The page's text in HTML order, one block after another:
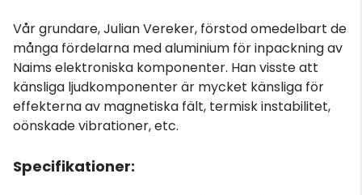
Vår grundare, Julian Vereker, förstod omedelbart de
många fördelarna med aluminium för inpackning av
Naims elektroniska komponenter. Han visste att
känsliga ljudkomponenter är mycket känsliga för
effekterna av magnetiska fält, termisk instabilitet,
oönskade vibrationer, etc.
Specifikationer: